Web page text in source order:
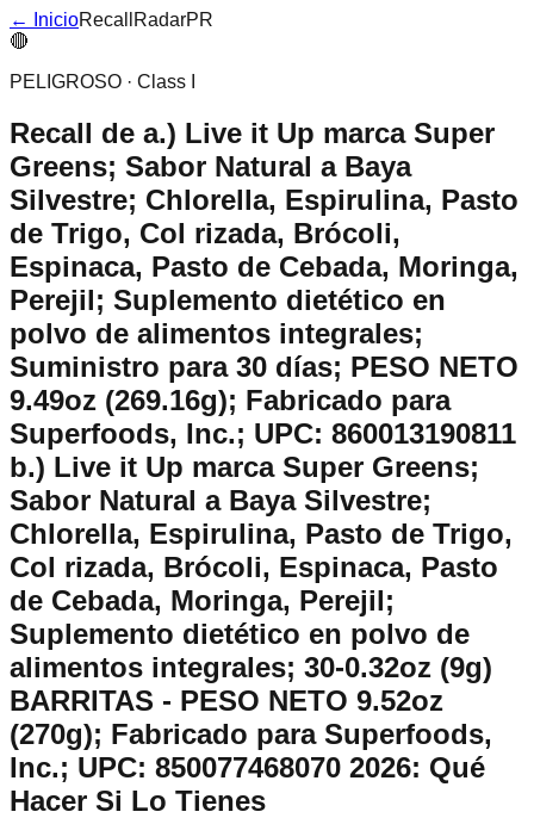
← InicioRecallRadarPR
🔴
PELIGROSO · Class I
Recall de a.) Live it Up marca Super
Greens; Sabor Natural a Baya
Silvestre; Chlorella, Espirulina, Pasto
de Trigo, Col rizada, Brócoli,
Espinaca, Pasto de Cebada, Moringa,
Perejil; Suplemento dietético en
polvo de alimentos integrales;
Suministro para 30 días; PESO NETO
9.49oz (269.16g); Fabricado para
Superfoods, Inc.; UPC: 860013190811
b.) Live it Up marca Super Greens;
Sabor Natural a Baya Silvestre;
Chlorella, Espirulina, Pasto de Trigo,
Col rizada, Brócoli, Espinaca, Pasto
de Cebada, Moringa, Perejil;
Suplemento dietético en polvo de
alimentos integrales; 30-0.32oz (9g)
BARRITAS - PESO NETO 9.52oz
(270g); Fabricado para Superfoods,
Inc.; UPC: 850077468070 2026: Qué
Hacer Si Lo Tienes